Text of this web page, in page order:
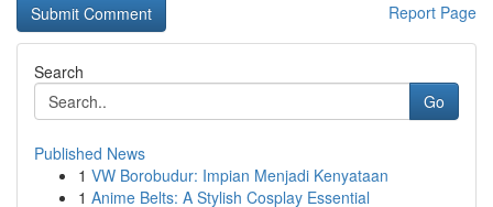
Report Page
Search
Go
Published News
1 VW Borobudur: Impian Menjadi Kenyataan
1 Anime Belts: A Stylish Cosplay Essential